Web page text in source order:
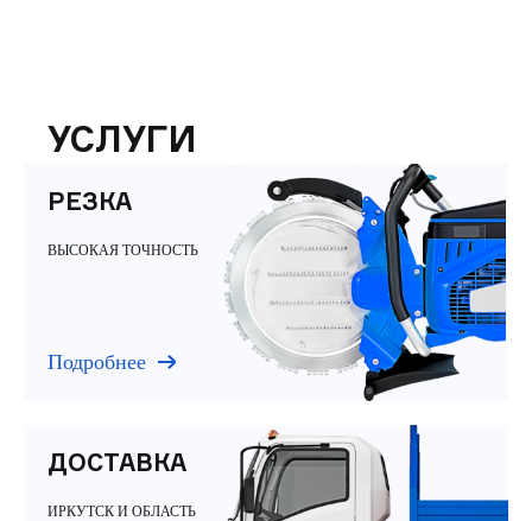
УСЛУГИ
РЕЗКА
ВЫСОКАЯ ТОЧНОСТЬ
Подробнее
ДОСТАВКА
ИРКУТСК И ОБЛАСТЬ